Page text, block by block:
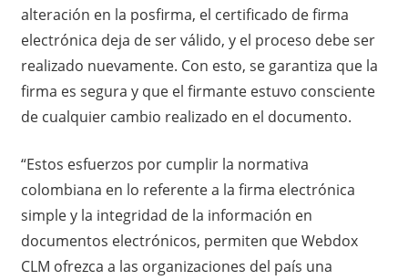
alteración en la posfirma, el certificado de firma
electrónica deja de ser válido, y el proceso debe ser
realizado nuevamente. Con esto, se garantiza que la
firma es segura y que el firmante estuvo consciente
de cualquier cambio realizado en el documento.
“Estos esfuerzos por cumplir la normativa
colombiana en lo referente a la firma electrónica
simple y la integridad de la información en
documentos electrónicos, permiten que Webdox
CLM ofrezca a las organizaciones del país una